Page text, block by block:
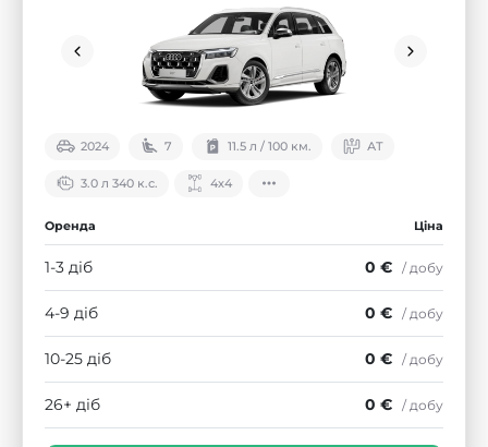
2024 7 11.5 л / 100 км. АТ
3.0 л 340 к.с. 4х4
Оренда Ціна
1-3 діб 0 € / добу
4-9 діб 0 € / добу
10-25 діб 0 € / добу
26+ діб 0 € / добу